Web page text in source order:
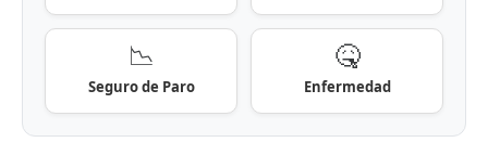
📉
Seguro de Paro
🤒
Enfermedad